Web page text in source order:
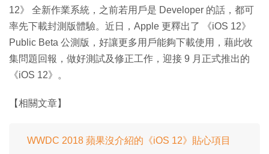
12》 全新作業系統，之前若用戶是 Developer 的話，都可
率先下載封測版體驗。近日，Apple 更釋出了 《iOS 12》
Public Beta 公測版，好讓更多用戶能夠下載使用，藉此收
集問題回報，做好測試及修正工作，迎接 9 月正式推出的
《iOS 12》。
【相關文章】
WWDC 2018 蘋果沒介紹的《iOS 12》貼心項目